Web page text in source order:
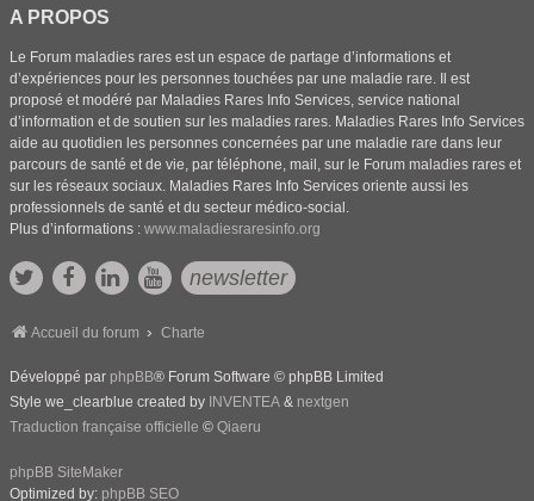
A PROPOS
Le Forum maladies rares est un espace de partage d’informations et
d’expériences pour les personnes touchées par une maladie rare. Il est
proposé et modéré par Maladies Rares Info Services, service national
d’information et de soutien sur les maladies rares. Maladies Rares Info Services
aide au quotidien les personnes concernées par une maladie rare dans leur
parcours de santé et de vie, par téléphone, mail, sur le Forum maladies rares et
sur les réseaux sociaux. Maladies Rares Info Services oriente aussi les
professionnels de santé et du secteur médico-social.
Plus d’informations : www.maladiesraresinfo.org
newsletter
Accueil du forum Charte
Développé par phpBB® Forum Software © phpBB Limited
Style we_clearblue created by INVENTEA & nextgen
Traduction française officielle © Qiaeru
phpBB SiteMaker
Optimized by: phpBB SEO